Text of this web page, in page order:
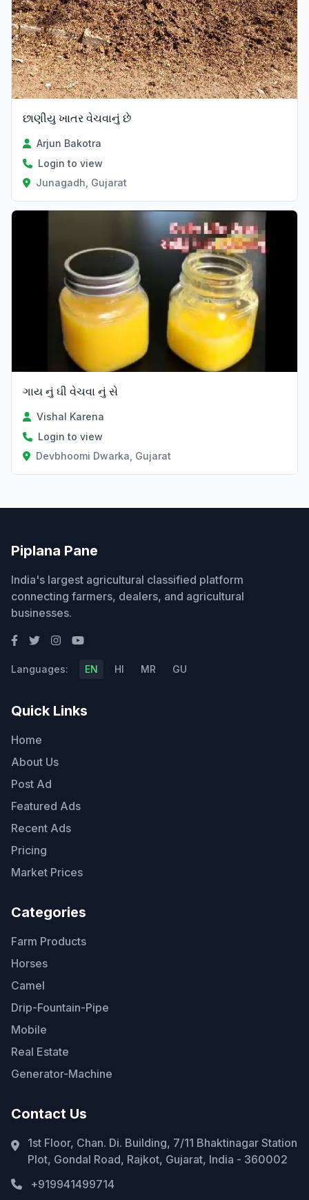
છાણીયુ ખાતર વેચવાનું છે
Arjun Bakotra
Login to view
Junagadh, Gujarat
ગાય નું ઘી વેચવા નું સે
Vishal Karena
Login to view
Devbhoomi Dwarka, Gujarat
Piplana Pane
India's largest agricultural classified platform
connecting farmers, dealers, and agricultural
businesses.
Languages: EN HI MR GU
Quick Links
Home
About Us
Post Ad
Featured Ads
Recent Ads
Pricing
Market Prices
Categories
Farm Products
Horses
Camel
Drip-Fountain-Pipe
Mobile
Real Estate
Generator-Machine
Contact Us
1st Floor, Chan. Di. Building, 7/11 Bhaktinagar Station
Plot, Gondal Road, Rajkot, Gujarat, India - 360002
+919941499714